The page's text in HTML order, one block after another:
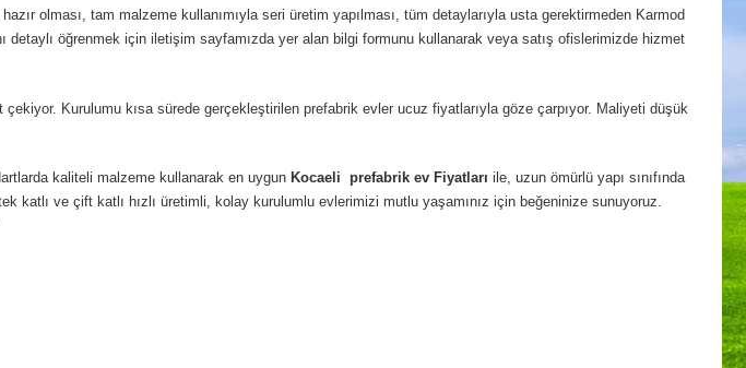
olması, tam malzeme kullanımıyla seri üretim yapılması, tüm detaylarıyla usta gerektirmeden Karmod
öğrenmek için iletişim sayfamızda yer alan bilgi formunu kullanarak veya satış ofislerimizde hizmet
Kurulumu kısa sürede gerçekleştirilen prefabrik evler ucuz fiyatlarıyla göze çarpıyor. Maliyeti düşük
kaliteli malzeme kullanarak en uygun Kocaeli prefabrik ev Fiyatları ile, uzun ömürlü yapı sınıfında
katlı ve çift katlı hızlı üretimli, kolay kurulumlu evlerimizi mutlu yaşamınız için beğeninize sunuyoruz.